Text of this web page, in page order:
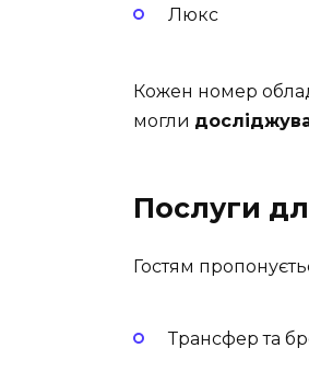
Люкс
Кожен номер
могли
Послуги
Гостям
Трансфер та